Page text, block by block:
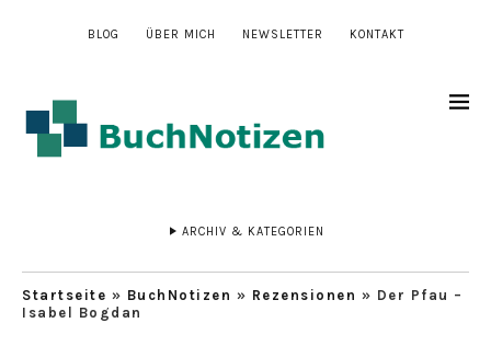
BLOG ÜBER MICH NEWSLETTER KONTAKT
ARCHIV & KATEGORIEN
Startseite » BuchNotizen » Rezensionen » Der Pfau –
Isabel Bogdan